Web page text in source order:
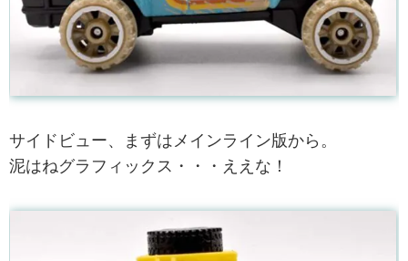
サイドビュー、まずはメインライン版から。
泥はねグラフィックス・・・ええな！